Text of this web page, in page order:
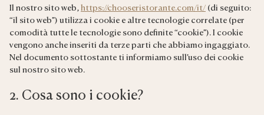
Il nostro sito web,https://chooseristorante.com/it/(di seguito:
“il sito web”) utilizza i cookie e altre tecnologie correlate (per
comodità tutte le tecnologie sono definite “cookie”). I cookie
vengono anche inseriti da terze parti che abbiamo ingaggiato.
Nel documento sottostante ti informiamo sull’uso dei cookie
sul nostro sito web.
2. Cosa sono i cookie?